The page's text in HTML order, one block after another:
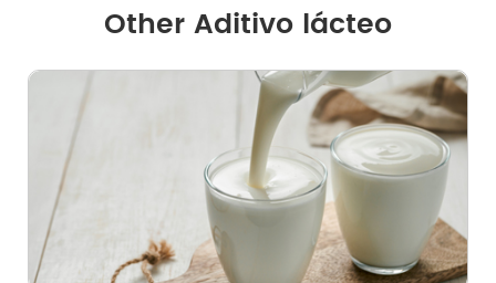
Other Aditivo lácteo